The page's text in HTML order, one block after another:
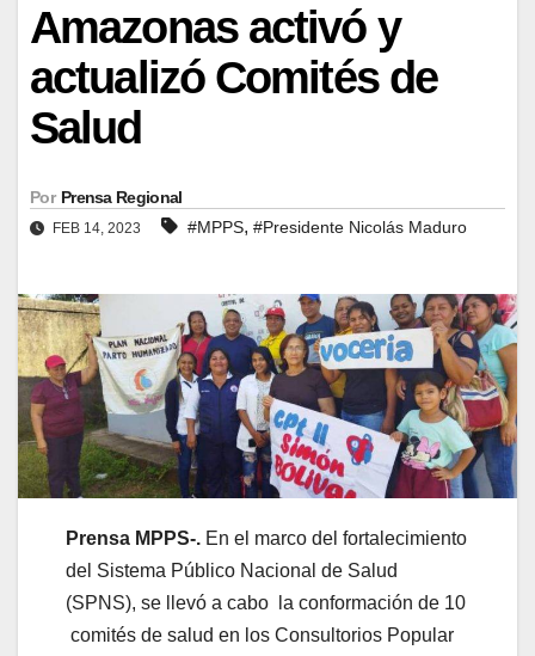
Amazonas activó y
actualizó Comités de
Salud
Por Prensa Regional
FEB 14, 2023 #MPPS, #Presidente Nicolás Maduro
Prensa MPPS-. En el marco del fortalecimiento
del Sistema Público Nacional de Salud
(SPNS), se llevó a cabo la conformación de 10
comités de salud en los Consultorios Popular